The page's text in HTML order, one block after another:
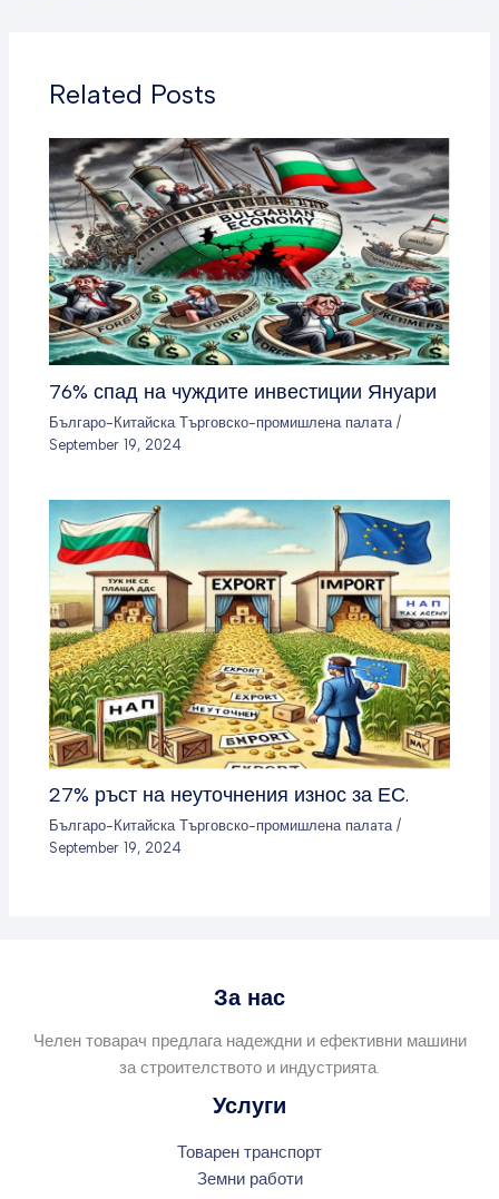
Related Posts
76% спад на чуждите инвестиции Януари
Българо-Китайска Търговско-промишлена палaта /
September 19, 2024
27% ръст на неуточнения износ за ЕС.
Българо-Китайска Търговско-промишлена палaта/
September 19, 2024
За нас
Челен товарач предлага надеждни и ефективни машини
за строителството и индустрията.
Услуги
Товарен транспорт
Земни работи